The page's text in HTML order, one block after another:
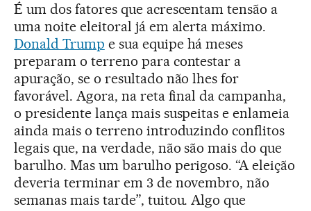
É um dos fatores que acrescentam tensão a
uma noite eleitoral já em alerta máximo.
Donald Trump e sua equipe há meses
preparam o terreno para contestar a
apuração, se o resultado não lhes for
favorável. Agora, na reta final da campanha,
o presidente lança mais suspeitas e enlameia
ainda mais o terreno introduzindo conflitos
legais que, na verdade, não são mais do que
barulho. Mas um barulho perigoso. “A eleição
deveria terminar em 3 de novembro, não
semanas mais tarde”, tuitou. Algo que